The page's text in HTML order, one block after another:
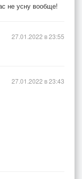
не усну вообще!
27.01.2022 в 23:55
27.01.2022 в 23:43